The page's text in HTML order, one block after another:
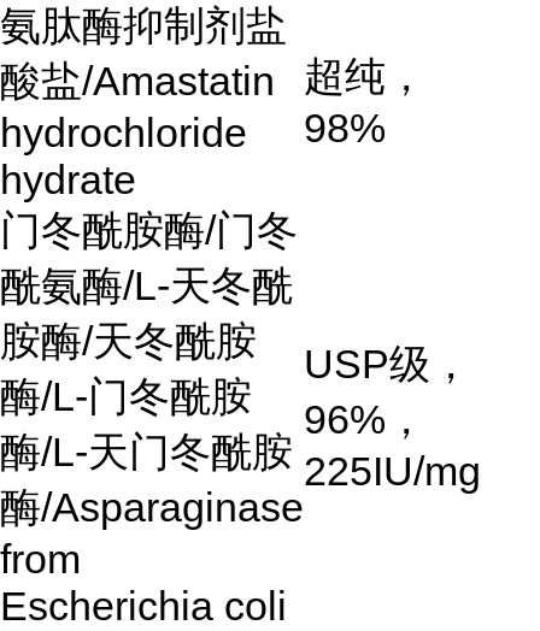
氨肽酶抑制剂盐
酸盐/Amastatin
hydrochloride
hydrate
超纯，
98%
门冬酰胺酶/门冬
酰氨酶/L-天冬酰
胺酶/天冬酰胺
酶/L-门冬酰胺
酶/L-天门冬酰胺
酶/Asparaginase
from
Escherichia coli
USP级，
96%，
225IU/mg